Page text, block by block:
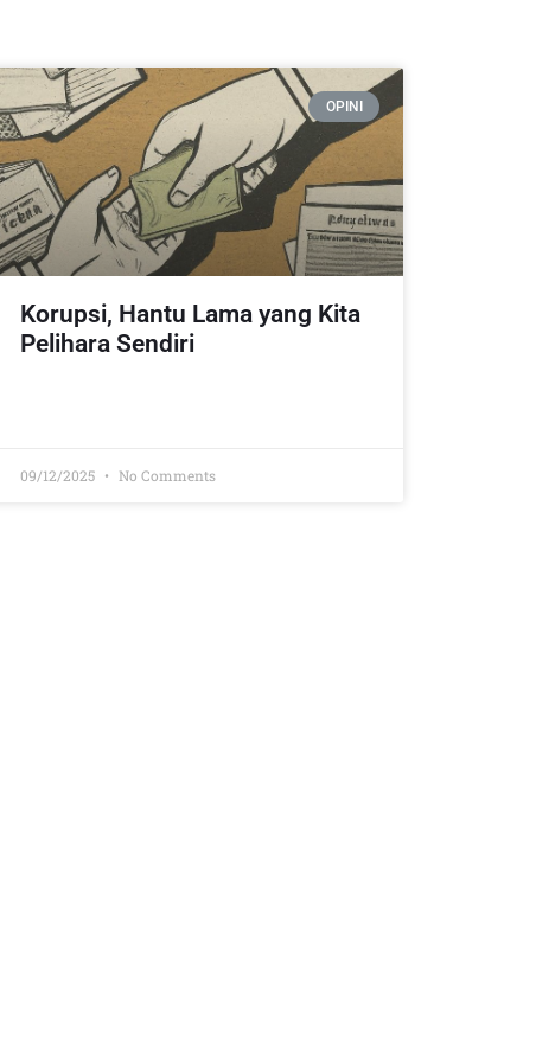
OPINI
Korupsi, Hantu Lama yang Kita
Pelihara Sendiri
09/12/2025 No Comments